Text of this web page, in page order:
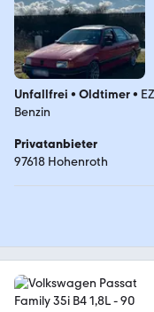
Unfallfrei • Oldtimer•
Benzin
Privatanbieter
97618 Hohenroth